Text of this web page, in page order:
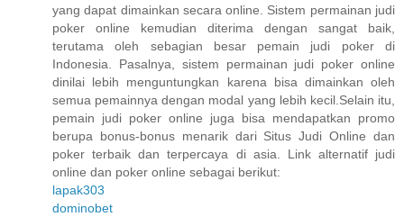
yang dapat dimainkan secara online. Sistem permainan judi
poker online kemudian diterima dengan sangat baik,
terutama oleh sebagian besar pemain judi poker di
Indonesia. Pasalnya, sistem permainan judi poker online
dinilai lebih menguntungkan karena bisa dimainkan oleh
semua pemainnya dengan modal yang lebih kecil.Selain itu,
pemain judi poker online juga bisa mendapatkan promo
berupa bonus-bonus menarik dari Situs Judi Online dan
poker terbaik dan terpercaya di asia. Link alternatif judi
online dan poker online sebagai berikut:
lapak303
dominobet